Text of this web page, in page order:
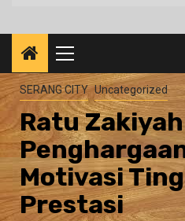
Primary
Menu
SERANG CITY Uncategorized
Ratu
Motivasi
Prestasi